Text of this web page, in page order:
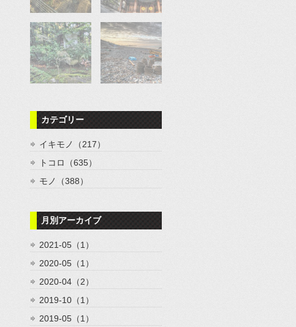
カテゴリー
イキモノ（217）
トコロ（635）
モノ（388）
月別アーカイブ
2021-05（1）
2020-05（1）
2020-04（2）
2019-10（1）
2019-05（1）